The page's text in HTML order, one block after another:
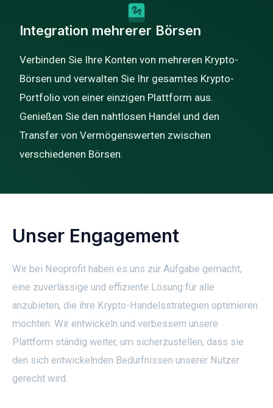
Integration mehrerer Börsen
Verbinden Sie Ihre Konten von mehreren Krypto-
Börsen und verwalten Sie Ihr gesamtes Krypto-
Portfolio von einer einzigen Plattform aus.
Genießen Sie den nahtlosen Handel und den
Transfer von Vermögenswerten zwischen
verschiedenen Börsen.
Unser Engagement
Wir bei Neoprofit haben es uns zur Aufgabe gemacht,
eine zuverlässige und effiziente Lösung für alle
anzubieten, die ihre Krypto-Handelsstrategien optimieren
möchten. Wir entwickeln und verbessern unsere
Plattform ständig weiter, um sicherzustellen, dass sie
den sich entwickelnden Bedürfnissen unserer Nutzer
gerecht wird.